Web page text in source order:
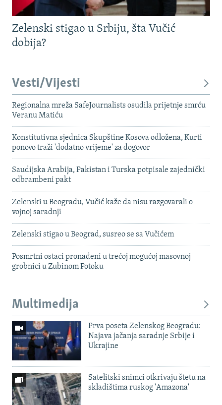
Zelenski stigao u Srbiju, šta Vučić
dobija?
Vesti/Vijesti
Regionalna mreža SafeJournalists osudila prijetnje smrću
Veranu Matiću
Konstitutivna sjednica Skupštine Kosova odložena, Kurti
ponovo traži 'dodatno vrijeme' za dogovor
Saudijska Arabija, Pakistan i Turska potpisale zajednički
odbrambeni pakt
Zelenski u Beogradu, Vučić kaže da nisu razgovarali o
vojnoj saradnji
Zelenski stigao u Beograd, susreo se sa Vučićem
Posmrtni ostaci pronađeni u trećoj mogućoj masovnoj
grobnici u Zubinom Potoku
Multimedija
Prva poseta Zelenskog Beogradu:
Najava jačanja saradnje Srbije i
Ukrajine
Satelitski snimci otkrivaju štetu na
skladištima ruskog 'Amazona'